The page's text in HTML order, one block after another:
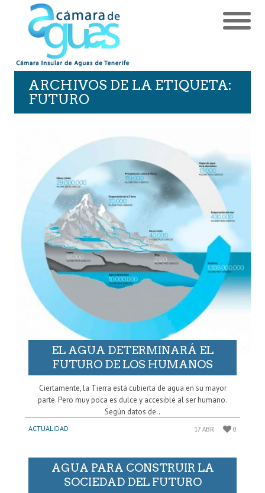
ARCHIVOS DE LA ETIQUETA:
FUTURO
EL AGUA DETERMINARÁ EL
FUTURO DE LOS HUMANOS
Ciertamente, la Tierra está cubierta de agua en su mayor
parte. Pero muy poca es dulce y accesible al ser humano.
Según datos de..
ACTUALIDAD 17 ABR 0
AGUA PARA CONSTRUIR LA
SOCIEDAD DEL FUTURO